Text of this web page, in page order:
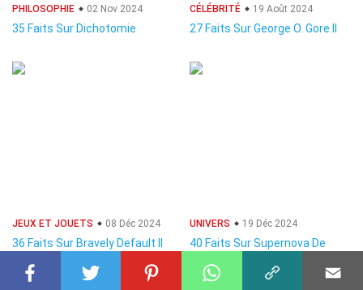
PHILOSOPHIE 02 Nov 2024
35 Faits Sur Dichotomie
CÉLÉBRITÉ 19 Août 2024
27 Faits Sur George O. Gore II
JEUX ET JOUETS 08 Déc 2024
36 Faits Sur Bravely Default II
UNIVERS 19 Déc 2024
40 Faits Sur Supernova De